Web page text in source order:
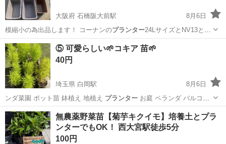
大阪府 石橋阪大前駅
8月6日
模縮小の為出品します！ コーナンのプランター24LサイズとNV13とス
クエアボッ…
大阪 池田市 石橋阪大前駅 その他
⑤ 可愛らしい🌱コキア 苗🌱
40円
埼玉県 白岡駅
8月6日
ンダ菜園 ポット苗 鉢植え 地植え プランターお庭 ベランダ バルコニ
ー 庭づく…
埼玉 白岡市 白岡駅 家庭用品 コキア
無農薬野菜苗【菊芋キクイモ】培養土とプラ
ンターでもOK！ 西大宮駅徒歩5分
100円